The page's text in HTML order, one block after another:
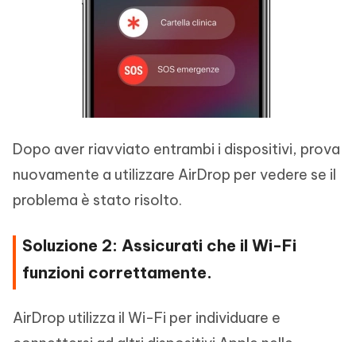
Dopo aver riavviato entrambi i dispositivi, prova
nuovamente a utilizzare AirDrop per vedere se il
problema è stato risolto.
Soluzione 2: Assicurati che il Wi-Fi
funzioni correttamente.
AirDrop utilizza il Wi-Fi per individuare e